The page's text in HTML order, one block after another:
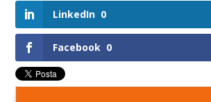
LinkedIn 0
Facebook 0